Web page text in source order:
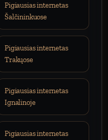
Pigiausias internetas
Šalčininkuose
Pigiausias internetas
Trakųose
Pigiausias internetas
Ignalinoje
Pigiausias internetas